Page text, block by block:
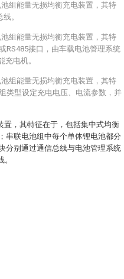
组能量无损均衡充电装置，其特
。
组能量无损均衡充电装置，其特
RS485接口，由车载电池管理系统
充电机。
组能量无损均衡充电装置，其特
类型设定充电电压、电流参数，并
置，其特征在于，包括集中式均衡
串联电池组中每个单体锂电池都分
分别通过通信总线与电池管理系统